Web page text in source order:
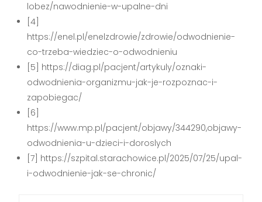
lobez/nawodnienie-w-upalne-dni
[4]
https://enel.pl/enelzdrowie/zdrowie/odwodnienie-
co-trzeba-wiedziec-o-odwodnieniu
[5] https://diag.pl/pacjent/artykuly/oznaki-
odwodnienia-organizmu-jak-je-rozpoznac-i-
zapobiegac/
[6]
https://www.mp.pl/pacjent/objawy/344290,objawy-
odwodnienia-u-dzieci-i-doroslych
[7] https://szpital.starachowice.pl/2025/07/25/upal-
i-odwodnienie-jak-se-chronic/